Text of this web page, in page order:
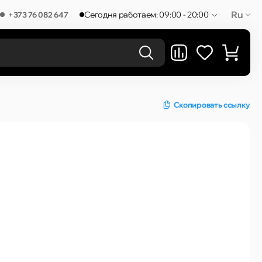
+373 76 082 647 Сегодня работаем: 09:00 - 20:00 Ru
Скопировать ссылку